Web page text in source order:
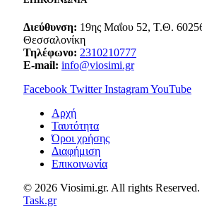
Διεύθυνση: 19ης Μαΐου 52, Τ.Θ.
Θεσσαλονίκη
Τηλέφωνο: 2310210777
E-mail: info@viosimi.gr
Facebook Twitter InstagramYouTube
Aρχή
Ταυτότητα
Όροι χρήσης
Διαφήμιση
Επικοινωνία
© 2026 Viosimi.gr. All rights
Task.gr